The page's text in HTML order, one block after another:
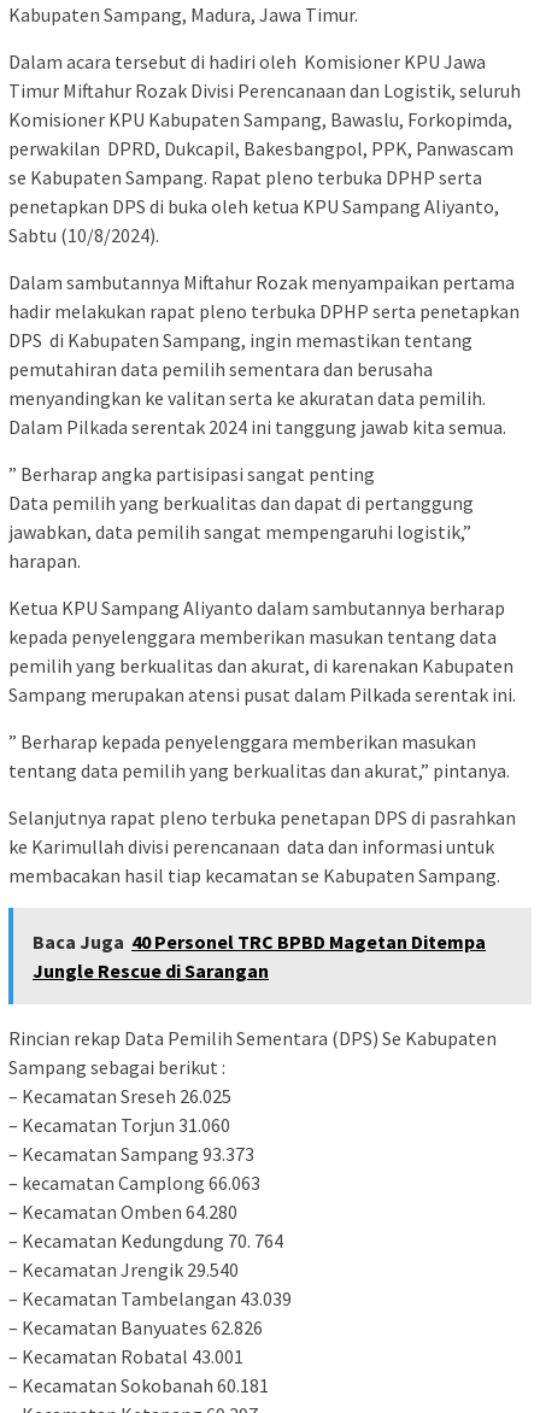
Kabupaten Sampang, Madura, Jawa Timur.
Dalam acara tersebut di hadiri oleh Komisioner KPU Jawa
Timur Miftahur Rozak Divisi Perencanaan dan Logistik, seluruh
Komisioner KPU Kabupaten Sampang, Bawaslu, Forkopimda,
perwakilan DPRD, Dukcapil, Bakesbangpol, PPK, Panwascam
se Kabupaten Sampang. Rapat pleno terbuka DPHP serta
penetapkan DPS di buka oleh ketua KPU Sampang Aliyanto,
Sabtu (10/8/2024).
Dalam sambutannya Miftahur Rozak menyampaikan pertama
hadir melakukan rapat pleno terbuka DPHP serta penetapkan
DPS di Kabupaten Sampang, ingin memastikan tentang
pemutahiran data pemilih sementara dan berusaha
menyandingkan ke valitan serta ke akuratan data pemilih.
Dalam Pilkada serentak 2024 ini tanggung jawab kita semua.
” Berharap angka partisipasi sangat penting
Data pemilih yang berkualitas dan dapat di pertanggung
jawabkan, data pemilih sangat mempengaruhi logistik,”
harapan.
Ketua KPU Sampang Aliyanto dalam sambutannya berharap
kepada penyelenggara memberikan masukan tentang data
pemilih yang berkualitas dan akurat, di karenakan Kabupaten
Sampang merupakan atensi pusat dalam Pilkada serentak ini.
” Berharap kepada penyelenggara memberikan masukan
tentang data pemilih yang berkualitas dan akurat,” pintanya.
Selanjutnya rapat pleno terbuka penetapan DPS di pasrahkan
ke Karimullah divisi perencanaan data dan informasi untuk
membacakan hasil tiap kecamatan se Kabupaten Sampang.
Baca Juga 40 Personel TRC BPBD Magetan Ditempa
Jungle Rescue di Sarangan
Rincian rekap Data Pemilih Sementara (DPS) Se Kabupaten
Sampang sebagai berikut :
– Kecamatan Sreseh 26.025
– Kecamatan Torjun 31.060
– Kecamatan Sampang 93.373
– kecamatan Camplong 66.063
– Kecamatan Omben 64.280
– Kecamatan Kedungdung 70. 764
– Kecamatan Jrengik 29.540
– Kecamatan Tambelangan 43.039
– Kecamatan Banyuates 62.826
– Kecamatan Robatal 43.001
– Kecamatan Sokobanah 60.181